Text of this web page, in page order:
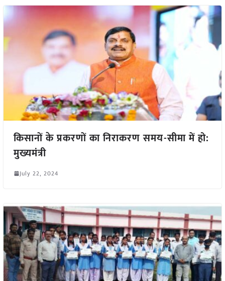
किसानों के प्रकरणों का निराकरण समय-सीमा में हो:
मुख्यमंत्री
July 22, 2024